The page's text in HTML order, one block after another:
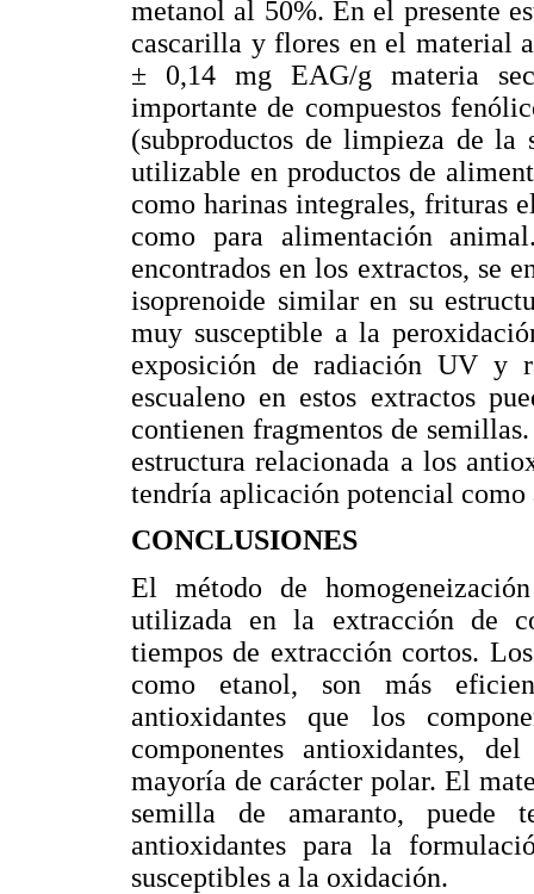
metanol al 50%. En el presente
cascarilla y flores en el material
± 0,14 mg EAG/g materia
importante de compuestos
(subproductos de limpieza de la
utilizable en productos de
como harinas integrales, frituras
como para alimentación
encontrados en los extractos, se
isoprenoide similar en su
muy susceptible a la
exposición de radiación UV y
escualeno en estos extractos
contienen fragmentos de
estructura relacionada a los
tendría aplicación potencial
CONCLUSIONES
El método de
utilizada en la extracción de
tiempos de extracción cortos.
como etanol, son más
antioxidantes que los
componentes antioxidantes,
mayoría de carácter polar. El
semilla de amaranto, puede
antioxidantes para la
susceptibles a la oxidación.